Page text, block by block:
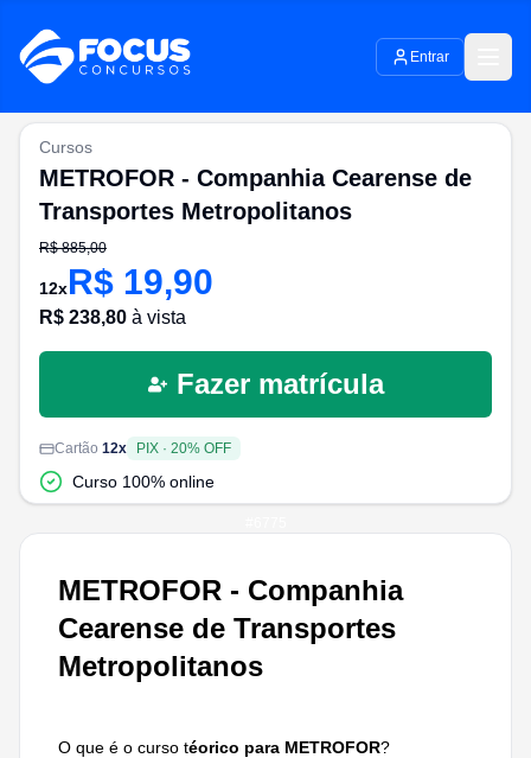
Entrar
METROFOR - Companhia
Cearense de Transportes
Metropolitanos
O que é o curso téorico para METROFOR?
Cursos
METROFOR - Companhia Cearense de
Transportes Metropolitanos
R$885,00
12xR$ 19,90
R$ 238,80 à vista
Fazer matrícula
Cartão 12x PIX · 20% OFF
Curso 100% online